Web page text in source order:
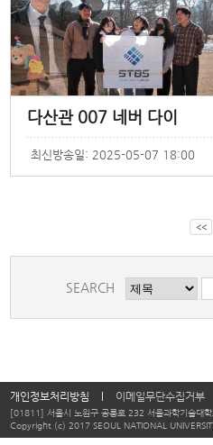
다산관 007 네버 다이
최신방송일: 2025-05-07 18:00
SEARCH
개인정보처리방침 이메일무단수집거부
[01811] 서울시 노원구 공릉로 232 서울과학기술
Copyright (c) 2017 SEOUL NATIONAL